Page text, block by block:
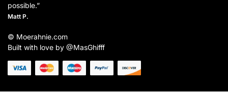
possible.”
Matt P.
© Moerahnie.com
Built with love by @MasGhifff